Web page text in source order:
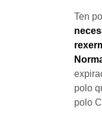
Ten
polo
polo